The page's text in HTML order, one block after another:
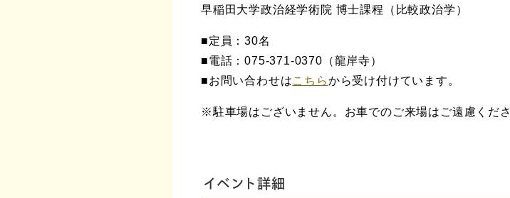
早稲田大学政治経学術院 博士課程（比較政治学）
■定員：30名
■電話：075-371-0370（龍岸寺）
■お問い合わせはこちらから受け付けています。
※駐車場はございません。お車でのご来場はご遠慮くださ
イベント詳細